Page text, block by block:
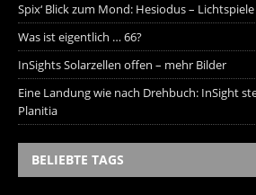
Spix‘ Blick zum Mond: Hesiodus –
Was ist eigentlich … 66?
InSights Solarzellen offen – mehr Bilder
Eine Landung wie nach Drehbuch: InSight
Planitia
BELIEBTE TAGS